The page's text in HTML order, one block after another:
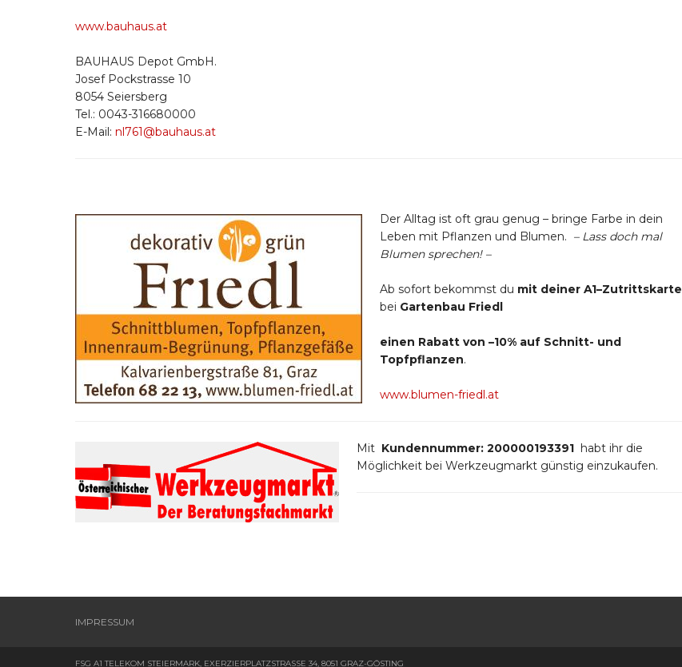
www.bauhaus.at
BAUHAUS Depot GmbH.
Josef Pockstrasse 10
8054 Seiersberg
Tel.: 0043-316680000
E-Mail: nl761@bauhaus.at
Der Alltag ist oft grau genug – bringe Farbe in dein
Leben mit Pflanzen und Blumen. – Lass doch mal
Blumen sprechen! –
Ab sofort bekommst du mit deiner A1–Zutrittskarte
bei Gartenbau Friedl
einen Rabatt von –10% auf Schnitt- und
Topfpflanzen.
www.blumen-friedl.at
Mit Kundennummer: 200000193391 habt ihr die
Möglichkeit bei Werkzeugmarkt günstig einzukaufen.
IMPRESSUM
FSG A1 TELEKOM STEIERMARK, EXERZIERPLATZSTRASSE 34, 8051 GRAZ-GÖSTING